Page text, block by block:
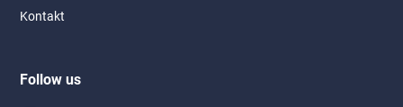
Kontakt
Follow us